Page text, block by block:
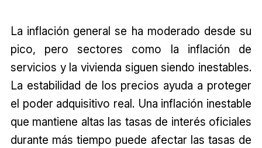
La inflación general se ha moderado desde su
pico, pero sectores como la inflación de
servicios y la vivienda siguen siendo inestables.
La estabilidad de los precios ayuda a proteger
el poder adquisitivo real. Una inflación inestable
que mantiene altas las tasas de interés oficiales
durante más tiempo puede afectar las tasas de